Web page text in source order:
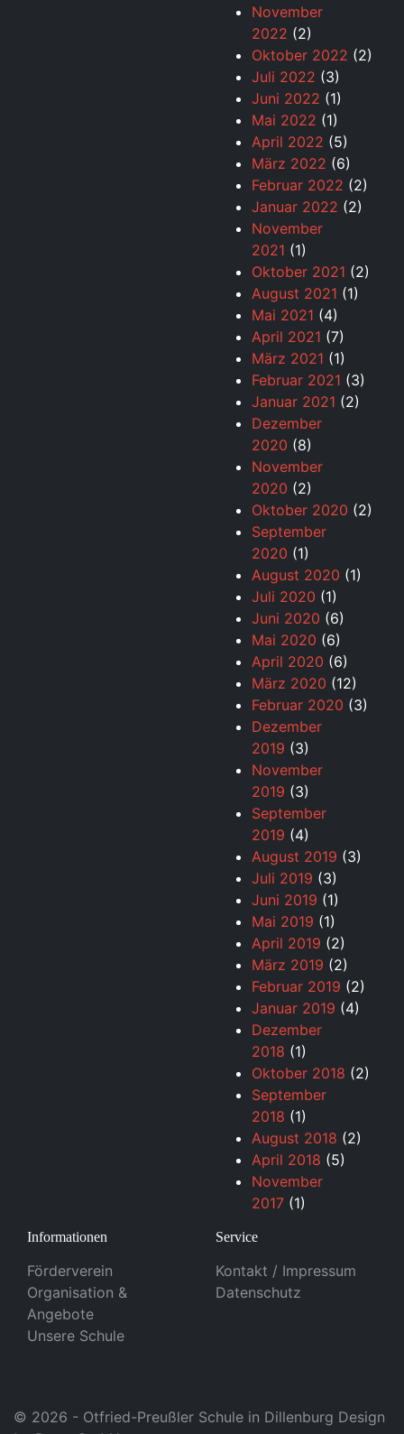
November
2022 (2)
Oktober 2022 (2)
Juli 2022 (3)
Juni 2022 (1)
Mai 2022 (1)
April 2022 (5)
März 2022 (6)
Februar 2022 (2)
Januar 2022 (2)
November
2021 (1)
Oktober 2021 (2)
August 2021 (1)
Mai 2021 (4)
April 2021 (7)
März 2021 (1)
Februar 2021 (3)
Januar 2021 (2)
Dezember
2020 (8)
November
2020 (2)
Oktober 2020 (2)
September
2020 (1)
August 2020 (1)
Juli 2020 (1)
Juni 2020 (6)
Mai 2020 (6)
April 2020 (6)
März 2020 (12)
Februar 2020 (3)
Dezember
2019 (3)
November
2019 (3)
September
2019 (4)
August 2019 (3)
Juli 2019 (3)
Juni 2019 (1)
Mai 2019 (1)
April 2019 (2)
März 2019 (2)
Februar 2019 (2)
Januar 2019 (4)
Dezember
2018 (1)
Oktober 2018 (2)
September
2018 (1)
August 2018 (2)
April 2018 (5)
November
2017 (1)
Informationen
Förderverein
Organisation &
Angebote
Unsere Schule
Service
Kontakt / Impressum
Datenschutz
© 2026 - Otfried-Preußler Schule in Dillenburg Design